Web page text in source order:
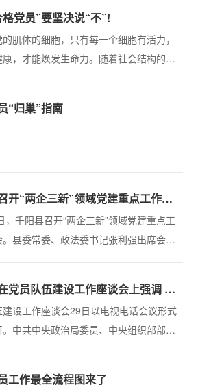
记者 谢环驰 摄何为风腐同查同治...
基层站点打开远程教育设备→远程教育
；自主学习：登录陕西先锋网
远程教育→固定学习日。“固定
宝鸡党建”→组工动态→党建工作→远程...
党员”要坚决说“不”!
肌体的细胞，只有每一个细胞有活力，
康，才能焕发生命力。随着社会结构的深
，甚至形成了“毒瘤”。一些不合格党员的
员总数为9918.5万名。作为世界...
“归巢”指南
千阳县召开“两企三新”领域党建重点工作推进会
，千阳县召开“两企三新”领域党建重点工
县委常委、政法委书记张利强出席会议
、政治领悟力、政治执行力，强化行业管
“四强”建设为统领，把党建工作融入到两
的全过程。要精准施策，措施上再优
零”分项，注重营造党建...
李干杰在党员队伍建设工作座谈会上强调 从严从实做好发展党员和党员教育管理工作
建设工作座谈会29日以电视电话会议形式
中共中央政治局委员、中央组织部部长
工作最全流程图来了